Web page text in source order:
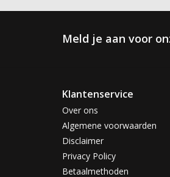
Meld je aan voor
Klantenservice
Over ons
Algemene voorwaarden
Disclaimer
Privacy Policy
Betaalmethoden